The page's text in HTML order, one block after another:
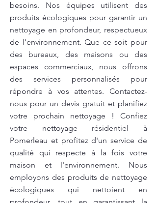
besoins. Nos équipes utilisent des
produits écologiques pour garantir un
nettoyage en profondeur, respectueux
de l’environnement. Que ce soit pour
des bureaux, des maisons ou des
espaces commerciaux, nous offrons
des services personnalisés pour
répondre à vos attentes. Contactez-
nous pour un devis gratuit et planifiez
votre prochain nettoyage ! Confiez
votre nettoyage résidentiel à
Pomerleau et profitez d'un service de
qualité qui respecte à la fois votre
maison et l'environnement. Nous
employons des produits de nettoyage
écologiques qui nettoient en